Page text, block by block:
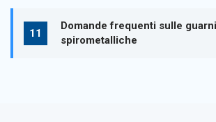
Domande frequenti sulle
spirometalliche